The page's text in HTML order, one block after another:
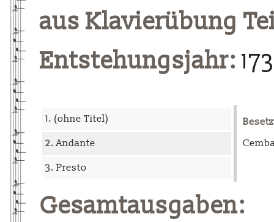
aus Klavierübung
Entstehungsjahr:
1. (ohne Titel)
2.Andante
3. Presto
Gesamtausgaben: